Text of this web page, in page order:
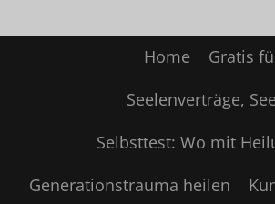
Home Gratis
Seelenverträge,
Selbsttest: Wo mit
Generationstrauma heilen